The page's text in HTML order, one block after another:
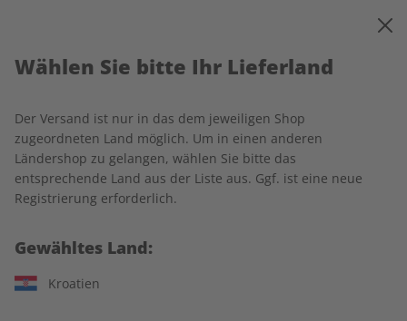
Startseite Deutsch perfekt Wunschabo
Jetzt Ihr Deutsch perfekt-
Wunschabo auswählen:
Für wen ist das Abo?
Wählen Sie bitte Ihr Lieferland
Der Versand ist nur in das dem jeweiligen Shop
zugeordneten Land möglich. Um in einen anderen
Ländershop zu gelangen, wählen Sie bitte das
entsprechende Land aus der Liste aus. Ggf. ist eine neue
Registrierung erforderlich.
Gewähltes Land:
Kroatien